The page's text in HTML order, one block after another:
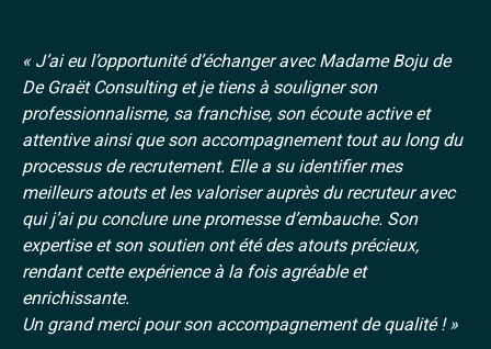
« J’ai eu l’opportunité d’échanger avec Madame Boju de
De Graët Consulting et je tiens à souligner son
professionnalisme, sa franchise, son écoute active et
attentive ainsi que son accompagnement tout au long du
processus de recrutement. Elle a su identifier mes
meilleurs atouts et les valoriser auprès du recruteur avec
qui j’ai pu conclure une promesse d’embauche. Son
expertise et son soutien ont été des atouts précieux,
rendant cette expérience à la fois agréable et
enrichissante.
Un grand merci pour son accompagnement de qualité ! »